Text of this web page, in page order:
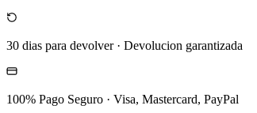
30 dias para devolver· Devolucion garantizada
100% Pago Seguro · Visa, Mastercard, PayPal